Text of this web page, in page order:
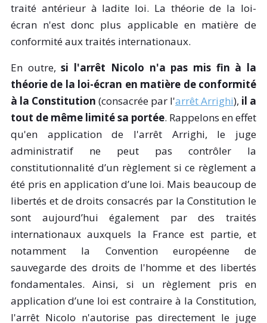
traité antérieur à ladite loi. La théorie de la loi-
écran n'est donc plus applicable en matière de
conformité aux traités internationaux.
En outre,si l'arrêt Nicolo n'a pas mis fin à la
théorie de la loi-écran en matière de conformité
à la Constitution (consacrée par l'arrêt Arrighi), il a
tout de même limité sa portée. Rappelons en effet
qu'en application de l'arrêt Arrighi, le juge
administratif ne peut pas contrôler la
constitutionnalité d’un règlement si ce règlement a
été pris en application d’une loi. Mais beaucoup de
libertés et de droits consacrés par la Constitution le
sont aujourd’hui également par des traités
internationaux auxquels la France est partie, et
notamment la Convention européenne de
sauvegarde des droits de l'homme et des libertés
fondamentales. Ainsi, si un règlement pris en
application d’une loi est contraire à la Constitution,
l'arrêt Nicolo n'autorise pas directement le juge